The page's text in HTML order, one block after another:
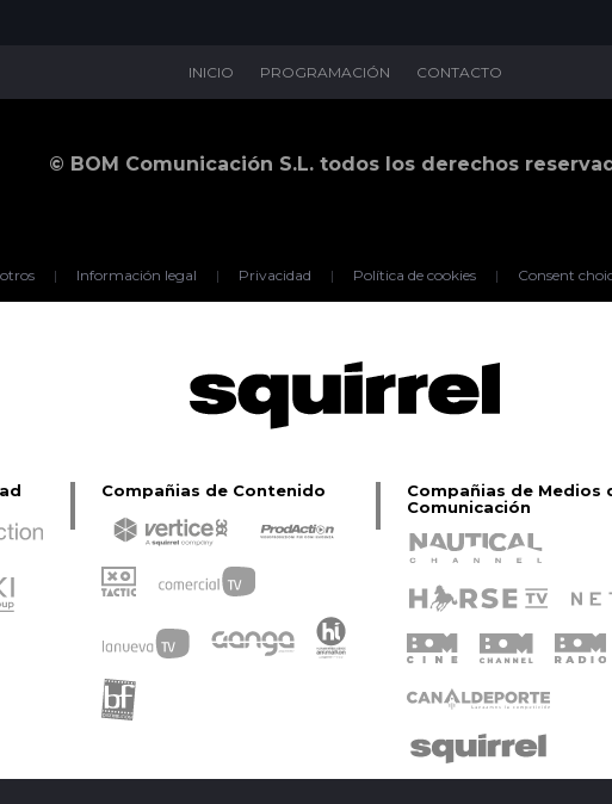
INICIO PROGRAMACIÓN CONTACTO
© BOM Comunicación S.L. todos los derechos
| Información legal | Privacidad | Política de cookies | Consent
Compañias de Contenido
Compañias de Medios
Comunicación